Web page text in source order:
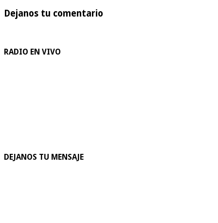
Dejanos tu comentario
RADIO EN VIVO
DEJANOS TU MENSAJE